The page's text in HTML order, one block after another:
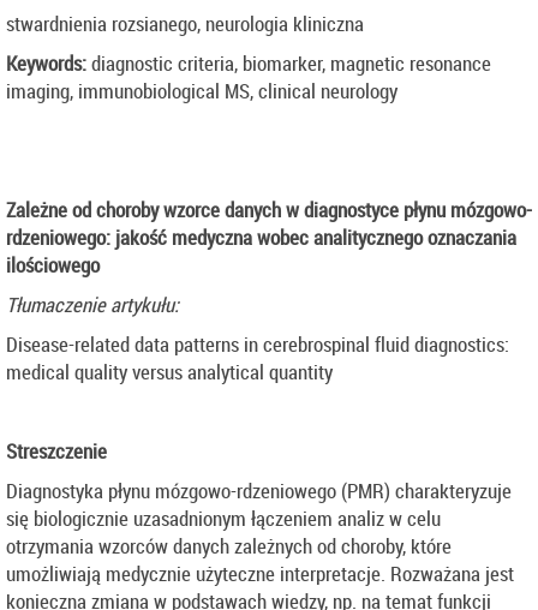
stwardnienia rozsianego, neurologia kliniczna
Keywords:diagnostic criteria, biomarker, magnetic resonance
imaging, immunobiological MS, clinical neurology
Zależne od choroby wzorce danych w diagnostyce płynu mózgowo-
rdzeniowego: jakość medyczna wobec analitycznego oznaczania
ilościowego
Tłumaczenie artykułu:
Disease-related data patterns in cerebrospinal fluid diagnostics:
medical quality versus analytical quantity
Streszczenie
Diagnostyka płynu mózgowo-rdzeniowego (PMR) charakteryzuje
się biologicznie uzasadnionym łączeniem analiz w celu
otrzymania wzorców danych zależnych od choroby, które
umożliwiają medycznie użyteczne interpretacje. Rozważana jest
konieczna zmiana w podstawach wiedzy, np. na temat funkcji